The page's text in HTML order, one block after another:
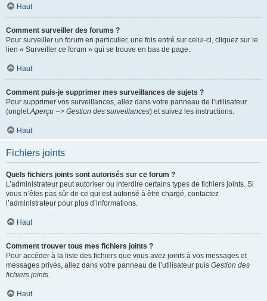
Haut
Comment surveiller des forums ?
Pour surveiller un forum en particulier, une fois entré sur celui-ci, cliquez sur le
lien « Surveiller ce forum » qui se trouve en bas de page.
Haut
Comment puis-je supprimer mes surveillances de sujets ?
Pour supprimer vos surveillances, allez dans votre panneau de l’utilisateur
(ongletAperçu --> Gestion des surveillances) et suivez les instructions.
Haut
Fichiers joints
Quels fichiers joints sont autorisés sur ce forum ?
L’administrateur peut autoriser ou interdire certains types de fichiers joints. Si
vous n’êtes pas sûr de ce qui est autorisé à être chargé, contactez
l’administrateur pour plus d’informations.
Haut
Comment trouver tous mes fichiers joints ?
Pour accéder à la liste des fichiers que vous avez joints à vos messages et
messages privés, allez dans votre panneau de l’utilisateur puis Gestion des
fichiers joints.
Haut